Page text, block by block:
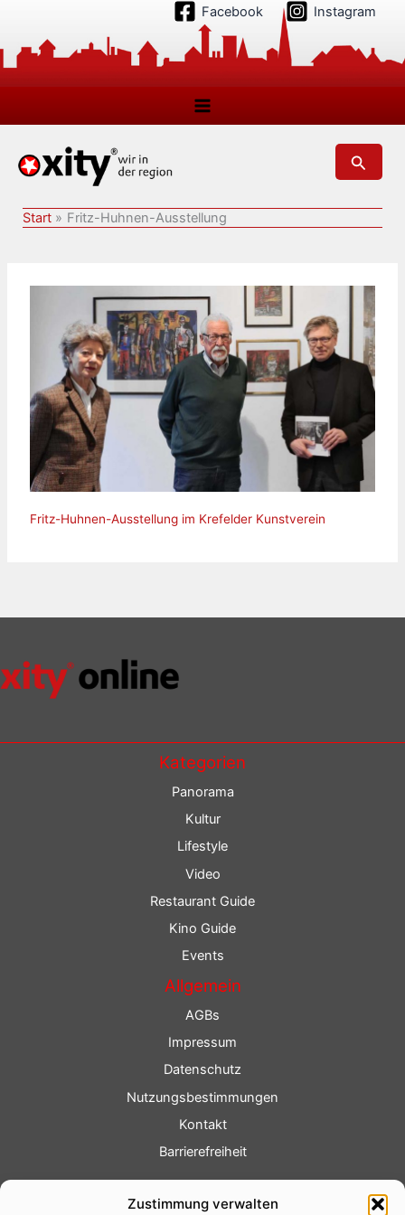
Zustimmung verwalten
springen
Facebook Instagram
Suchen
Start Fritz-Huhnen-Ausstellung
Fritz-Huhnen-Ausstellung im Krefelder Kunstverein
Kategorien
Panorama
Kultur
Lifestyle
Video
Restaurant Guide
Kino Guide
Events
Allgemein
AGBs
Impressum
Datenschutz
Nutzungsbestimmungen
Kontakt
Barrierefreiheit